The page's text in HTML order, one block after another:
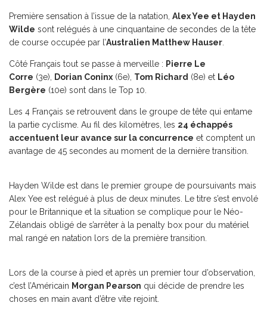
Première sensation à l’issue de la natation, Alex Yee et Hayden
Wilde sont relégués à une cinquantaine de secondes de la tête
de course occupée par l’Australien Matthew Hauser
Côté Français tout se passe à merveille : Pierre Le
Corre (3e), Dorian Coninx (6e), Tom Richard (8e) et Léo
Bergère (10e) sont dans le Top 10.
Les 4 Français se retrouvent dans le groupe de tête qui entame
la partie cyclisme. Au fil des kilomètres, les 24 échappés
accentuent leur avance sur la concurrence et comptent un
avantage de 45 secondes au moment de la dernière transition.
Hayden Wilde est dans le premier groupe de poursuivants mais
Alex Yee est relégué à plus de deux minutes. Le titre s’est envolé
pour le Britannique et la situation se complique pour le Néo-
Zélandais obligé de s’arrêter à la penalty box pour du matériel
mal rangé en natation lors de la première transition.
Lors de la course à pied et après un premier tour d’observation,
c’est l’Américain Morgan Pearson qui décide de prendre les
choses en main avant d’être vite rejoint.